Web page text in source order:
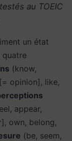
au TOEIC
un état
quatre
(know,
opinion], like,
appear,
own, belong,
(be, seem,